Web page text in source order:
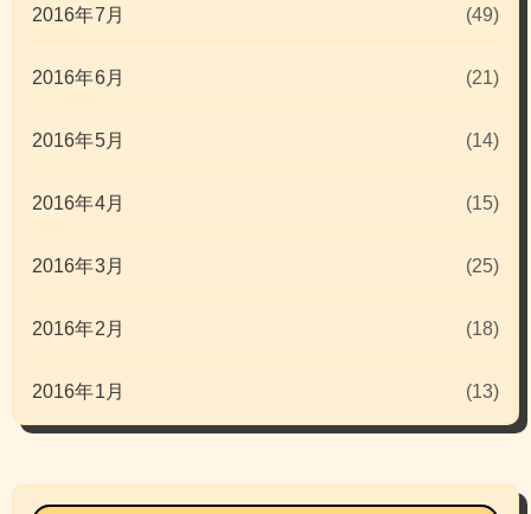
2016年7月 (49)
2016年6月 (21)
2016年5月 (14)
2016年4月 (15)
2016年3月 (25)
2016年2月 (18)
2016年1月 (13)